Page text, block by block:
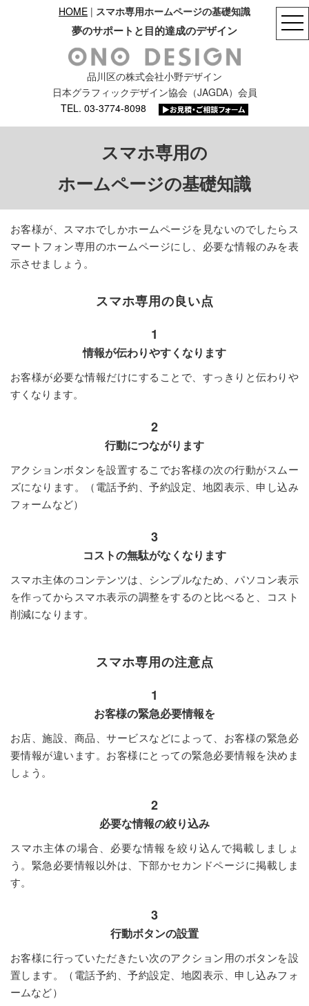
HOME | スマホ専用ホームページの基礎知識
夢のサポートと目的達成のデザイン
品川区の株式会社小野デザイン
日本グラフィックデザイン協会（JAGDA）会員
TEL. 03-3774-8098
スマホ専用の
ホームページの基礎知識
お客様が、スマホでしかホームページを見ないのでしたらス
マートフォン専用のホームページにし、必要な情報のみを表
示させましょう。
スマホ専用の良い点
1
情報が伝わりやすくなります
お客様が必要な情報だけにすることで、すっきりと伝わりや
すくなります。
2
行動につながります
アクションボタンを設置するこでお客様の次の行動がスムー
ズになります。（電話予約、予約設定、地図表示、申し込み
フォームなど）
3
コストの無駄がなくなります
スマホ主体のコンテンツは、シンプルなため、パソコン表示
を作ってからスマホ表示の調整をするのと比べると、コスト
削減になります。
スマホ専用の注意点
1
お客様の緊急必要情報を
お店、施設、商品、サービスなどによって、お客様の緊急必
要情報が違います。お客様にとっての緊急必要情報を決めま
しょう。
2
必要な情報の絞り込み
スマホ主体の場合、必要な情報を絞り込んで掲載しましょ
う。緊急必要情報以外は、下部かセカンドページに掲載しま
す。
3
行動ボタンの設置
お客様に行っていただきたい次のアクション用のボタンを設
置します。（電話予約、予約設定、地図表示、申し込みフォ
ームなど）